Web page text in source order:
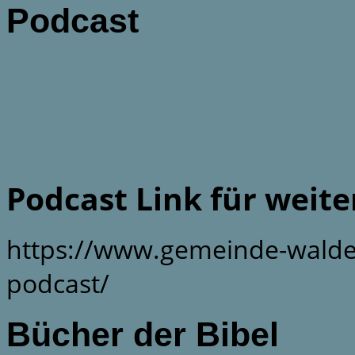
Podcast
Podcast Link für
https://www.gemeinde-
podcast/
Bücher der Bibel